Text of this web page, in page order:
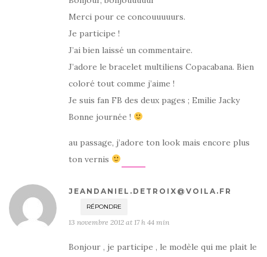
Merci pour ce concouuuuurs.
Je participe !
J’ai bien laissé un commentaire.
J’adore le bracelet multiliens Copacabana. Bien
coloré tout comme j’aime !
Je suis fan FB des deux pages ; Emilie Jacky
Bonne journée !
au passage, j’adore ton look mais encore plus
ton vernis
JEANDANIEL.DETROIX@VOILA.FR
RÉPONDRE
13 novembre 2012 at 17 h 44 min
Bonjour , je participe , le modèle qui me plait le